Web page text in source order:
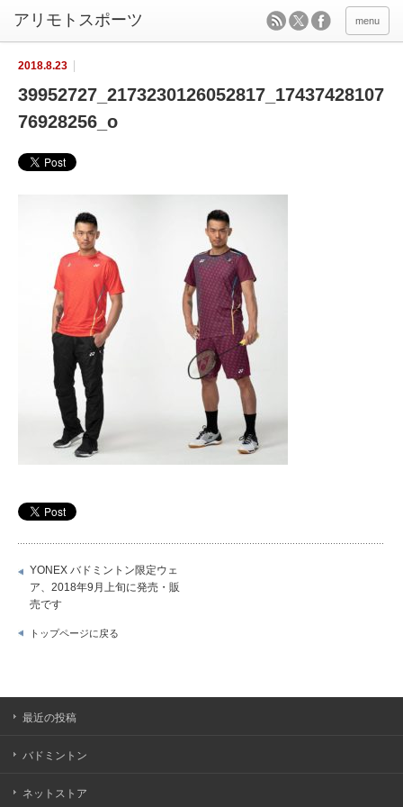
menu
2018.8.23
39952727_2173230126052817_17437428107
76928256_o
YONEX バドミントン限定ウェ
ア、2018年9月上旬に発売・販
売です
トップページに戻る
最近の投稿
バドミントン
ネットストア